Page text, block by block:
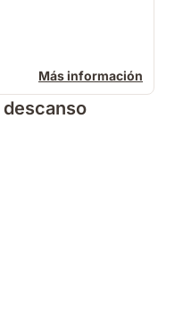
Más información